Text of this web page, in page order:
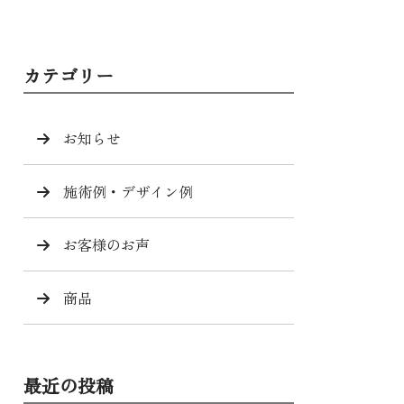
カテゴリー
お知らせ
施術例・デザイン例
お客様のお声
商品
最近の投稿